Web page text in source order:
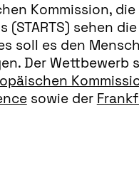
Kommission,
(STARTS) sehen
soll es den
Der
sowie der